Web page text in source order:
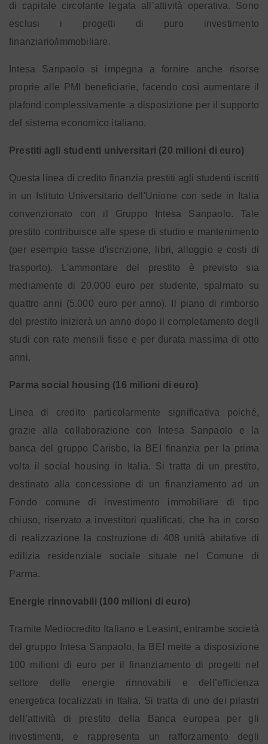
di capitale circolante legata all’attività operativa. Sono
esclusi i progetti di puro investimento
finanziario/immobiliare.
Intesa Sanpaolo si impegna a fornire anche risorse
proprie alle PMI beneficiarie, facendo così aumentare il
plafond complessivamente a disposizione per il supporto
del sistema economico italiano.
Prestiti agli studenti universitari (20 milioni di euro)
Questa linea di credito finanzia prestiti agli studenti iscritti
in un Istituto Universitario dell'Unione con sede in Italia
convenzionato con il Gruppo Intesa Sanpaolo. Tale
prestito contribuisce alle spese di studio e mantenimento
(per esempio tasse d'iscrizione, libri, alloggio e costi di
trasporto). L'ammontare del prestito è previsto sia
mediamente di 20.000 euro per studente, spalmato su
quattro anni (5.000 euro per anno). Il piano di rimborso
del prestito inizierà un anno dopo il completamento degli
studi con rate mensili fisse e per durata massima di otto
anni.
Parma social housing (16 milioni di euro)
Linea di credito particolarmente significativa poiché,
grazie alla collaborazione con Intesa Sanpaolo e la
banca del gruppo Carisbo, la BEI finanzia per la prima
volta il social housing in Italia. Si tratta di un prestito,
destinato alla concessione di un finanziamento ad un
Fondo comune di investimento immobiliare di tipo
chiuso, riservato a investitori qualificati, che ha in corso
di realizzazione la costruzione di 408 unità abitative di
edilizia residenziale sociale situate nel Comune di
Parma.
Energie rinnovabili (100 milioni di euro)
Tramite Mediocredito Italiano e Leasint, entrambe società
del gruppo Intesa Sanpaolo, la BEI mette a disposizione
100 milioni di euro per il finanziamento di progetti nel
settore delle energie rinnovabili e dell’efficienza
energetica localizzati in Italia. Si tratta di uno dei pilastri
dell’attività di prestito della Banca europea per gli
investimenti, e rappresenta un rafforzamento degli